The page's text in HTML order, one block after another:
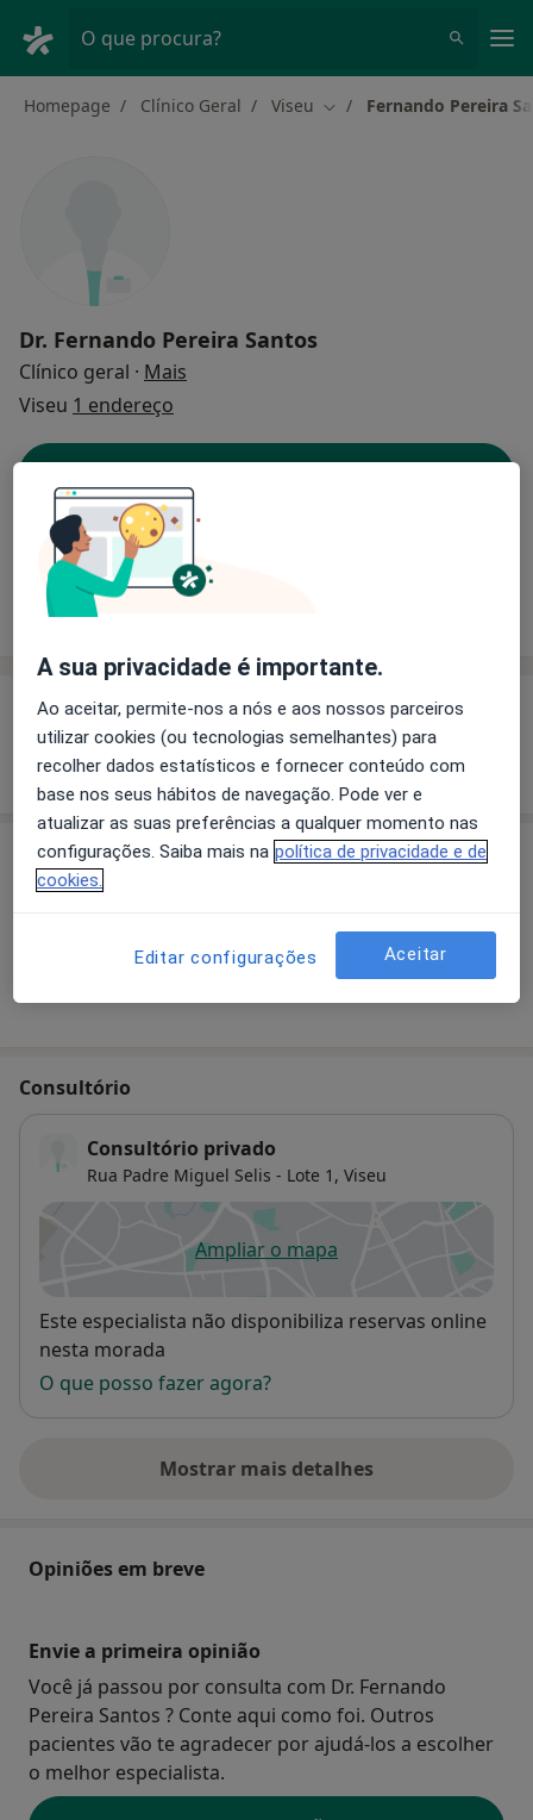
O que procura?
Homepage Clínico Geral Viseu Mudar de cidade
Fernando Pereira
Dr. Fernando Pereira Santos
Clínico geral · Mais
Viseu 1 endereço
Solicite um atendimento
Experiência
Experiência
Mostrar mais detalhes
sobre a experiência
Preços
Este especialista ainda não adicionou nenhuma
informação sobre serviços
Consultório
Consultório privado
Rua Padre Miguel Selis - Lote 1, Viseu
Ampliar o mapaabre num novo separador
Disponibilidade
Este especialista não disponibiliza reservas online
nesta morada
O que posso fazer agora?
Mostrar mais detalhes
sobre o endereço
Opiniões em breve
Envie a primeira opinião
Você já passou por consulta com Dr. Fernando
Pereira Santos ? Conte aqui como foi. Outros
pacientes vão te agradecer por ajudá-los a escolher
o melhor especialista.
A sua privacidade é importante.
Ao aceitar, permite-nos a nós e aos nossos parceiros
utilizar cookies (ou tecnologias semelhantes) para
recolher dados estatísticos e fornecer conteúdo com
base nos seus hábitos de navegação. Pode ver e
atualizar as suas preferências a qualquer momento nas
configurações. Saiba mais na política de privacidade e de
cookies.
Editar configurações Aceitar